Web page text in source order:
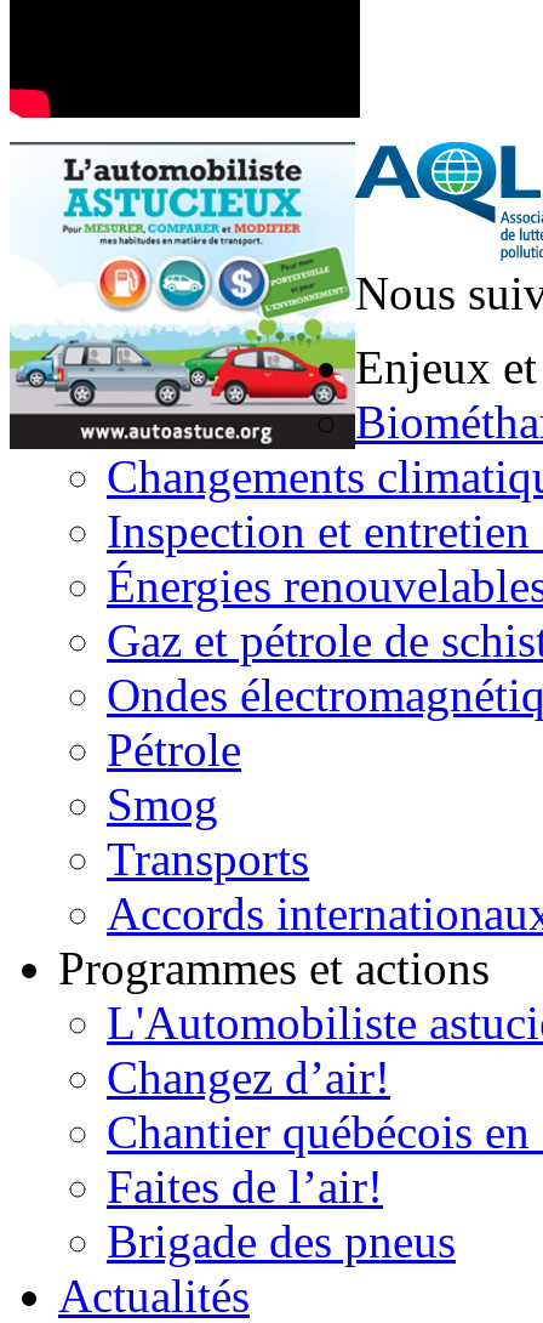
Nous
Enjeux
Changements
Inspection et entretien
Énergies
Gaz et pétrole de
Ondes
Pétrole
Smog
Transports
Accords
Programmes et actions
L'Automobiliste
Changez d’air!
Chantier québécois
Faites de l’air!
Brigade des pneus
Actualités